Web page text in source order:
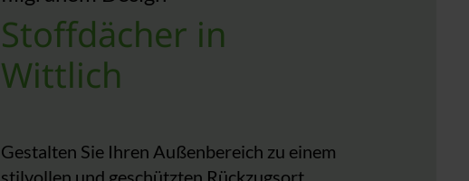
Stoffdächer in
Wittlich
Gestalten Sie Ihren Außenbereich zu einem